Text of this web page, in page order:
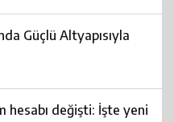
Güçlü Altyapısıyla
hesabı değişti: İşte yeni